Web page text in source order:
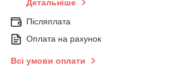
Детальніше
Післяплата
Оплата на рахунок
Всі умови оплати